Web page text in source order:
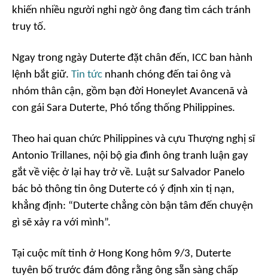
khiến nhiều người nghi ngờ ông đang tìm cách tránh
truy tố.
Ngay trong ngày Duterte đặt chân đến, ICC ban hành
lệnh bắt giữ. Tin tức nhanh chóng đến tai ông và
nhóm thân cận, gồm bạn đời Honeylet Avancenã và
con gái Sara Duterte, Phó tổng thống Philippines.
Theo hai quan chức Philippines và cựu Thượng nghị sĩ
Antonio Trillanes, nội bộ gia đình ông tranh luận gay
gắt về việc ở lại hay trở về. Luật sư Salvador Panelo
bác bỏ thông tin ông Duterte có ý định xin tị nạn,
khẳng định: “Duterte chẳng còn bận tâm đến chuyện
gì sẽ xảy ra với mình”.
Tại cuộc mít tinh ở Hong Kong hôm 9/3, Duterte
tuyên bố trước đám đông rằng ông sẵn sàng chấp